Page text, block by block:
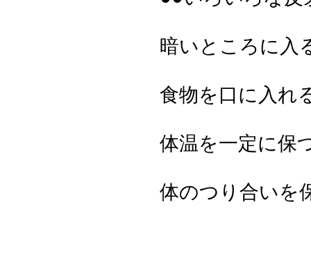
暗いところに入
食物を口に入れ
体温を一定に保
体のつり合いを